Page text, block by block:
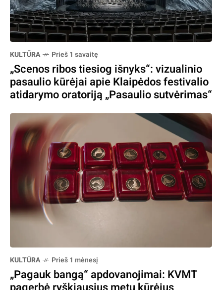
KULTŪRA Prieš 1 savaitę
„Scenos ribos tiesiog išnyks“: vizualinio
pasaulio kūrėjai apie Klaipėdos festivalio
atidarymo oratoriją „Pasaulio sutvėrimas“
KULTŪRA Prieš 1 mėnesį
„Pagauk bangą“ apdovanojimai: KVMT